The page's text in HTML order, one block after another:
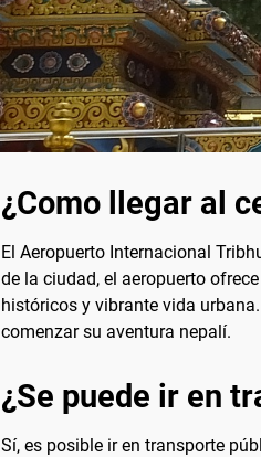
¿Como llegar al
El Aeropuerto Internacional
de la ciudad, el aeropuerto
históricos y vibrante vida
comenzar su aventura nepalí.
¿Se puede ir en
Sí, es posible ir en transporte